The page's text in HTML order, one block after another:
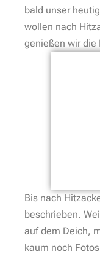
bald unser
wollen nach
genießen wir die
Bis nach
beschrieben.
auf dem Deich,
kaum noch